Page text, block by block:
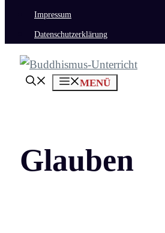
Impressum
Datenschutzerklärung
MENÜ
Glauben